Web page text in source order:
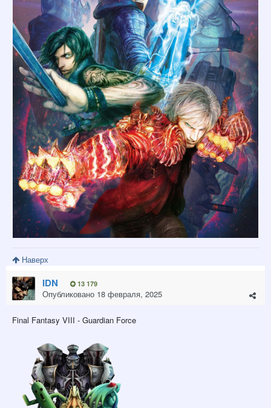
Наверх
IDN 13 179
Опубликовано 18 февраля, 2025
Final Fantasy VIII - Guardian Force